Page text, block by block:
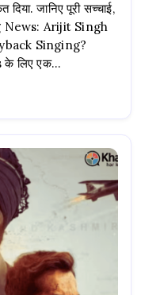
जानिए पूरी सच्चाई,
News: Arijit Singh
Singing?
लिए एक…